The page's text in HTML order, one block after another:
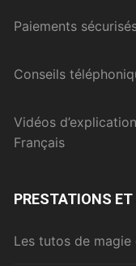
Paiements
Conseils
Vidéos
Français
PRESTATIONS ET
Les tutos de magie